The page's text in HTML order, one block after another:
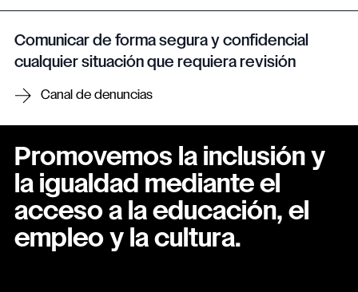
Comunicar de forma segura y confidencial
cualquier situación que requiera revisión
Canal de denuncias
Promovemos la inclusión y
la igualdad mediante el
acceso a la educación, el
empleo y la cultura.